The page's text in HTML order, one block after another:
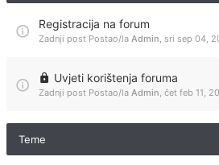
Registracija na forum
Zadnji post Postao/la Admin, sri sep 04,
Uvjeti korištenja foruma
Zadnji post Postao/la Admin, čet feb 11,
Teme